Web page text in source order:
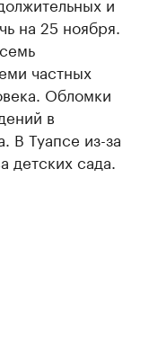
на 25 ноября.
частных
Обломки
в
В Туапсе из-за
сада.